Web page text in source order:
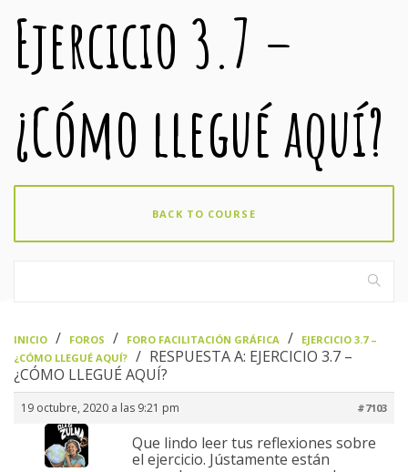
Ejercicio 3.7 –
¿Cómo llegué aquí?
BACK TO COURSE
INICIO FOROS FORO FACILITACIÓN GRÁFICA
EJERCICIO 3.7 –
¿CÓMO LLEGUÉ AQUÍ?
RESPUESTA A: EJERCICIO 3.7 –
¿CÓMO LLEGUÉ AQUÍ?
19 octubre, 2020 a las 9:21 pm #7103
Que lindo leer tus reflexiones sobre
el ejercicio. Jústamente están